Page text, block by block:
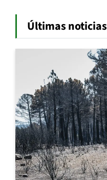
Últimas noticias